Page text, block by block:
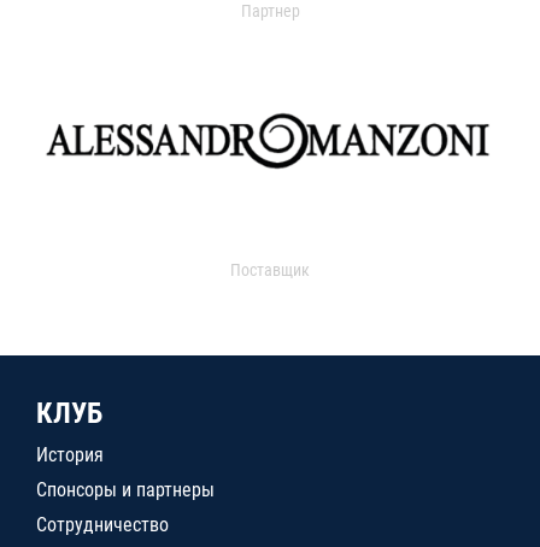
Партнер
Поставщик
КЛУБ
История
Спонсоры и партнеры
Сотрудничество